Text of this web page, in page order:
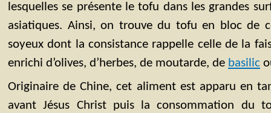
lesquelles se présente le tofu dans les grandes
asiatiques. Ainsi, on trouve du tofu en bloc de
soyeux dont la consistance rappelle celle de la
enrichi d’olives, d’herbes, de moutarde, de basilic
Originaire de Chine, cet aliment est apparu en
avant Jésus Christ puis la consommation du